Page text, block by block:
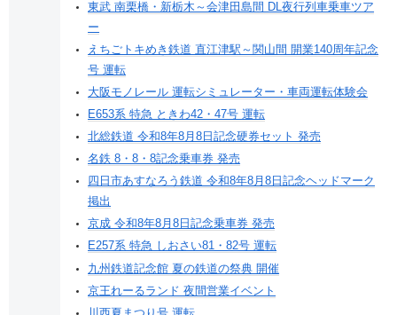
東武 南栗橋・新栃木～会津田島間 DL夜行列車乗車ツア
ー
えちごトキめき鉄道 直江津駅～関山間 開業140周年記念
号 運転
大阪モノレール 運転シミュレーター・車両運転体験会
E653系 特急 ときわ42・47号 運転
北総鉄道 令和8年8月8日記念硬券セット 発売
名鉄 8・8・8記念乗車券 発売
四日市あすなろう鉄道 令和8年8月8日記念ヘッドマーク
掲出
京成 令和8年8月8日記念乗車券 発売
E257系 特急 しおさい81・82号 運転
九州鉄道記念館 夏の鉄道の祭典 開催
京王れーるランド 夜間営業イベント